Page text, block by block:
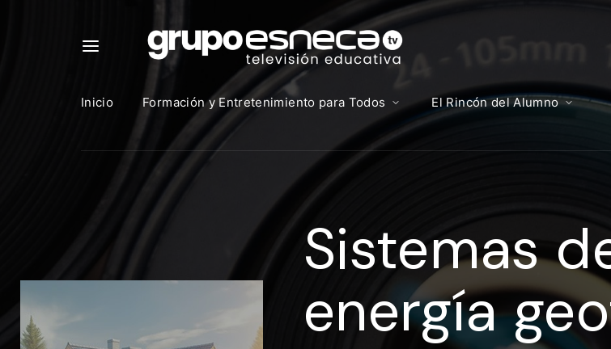
Inicio Formación y Entretenimiento para Todos El Rincón del Alumno
Sistemas
energía
Iniciar
Para iniciar sesión debes introducir el mismo
https://elcampusonline.com
Dirección de correo electrónico